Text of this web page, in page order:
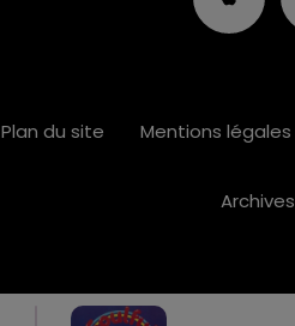
Plan du site Mentions légales
Archives